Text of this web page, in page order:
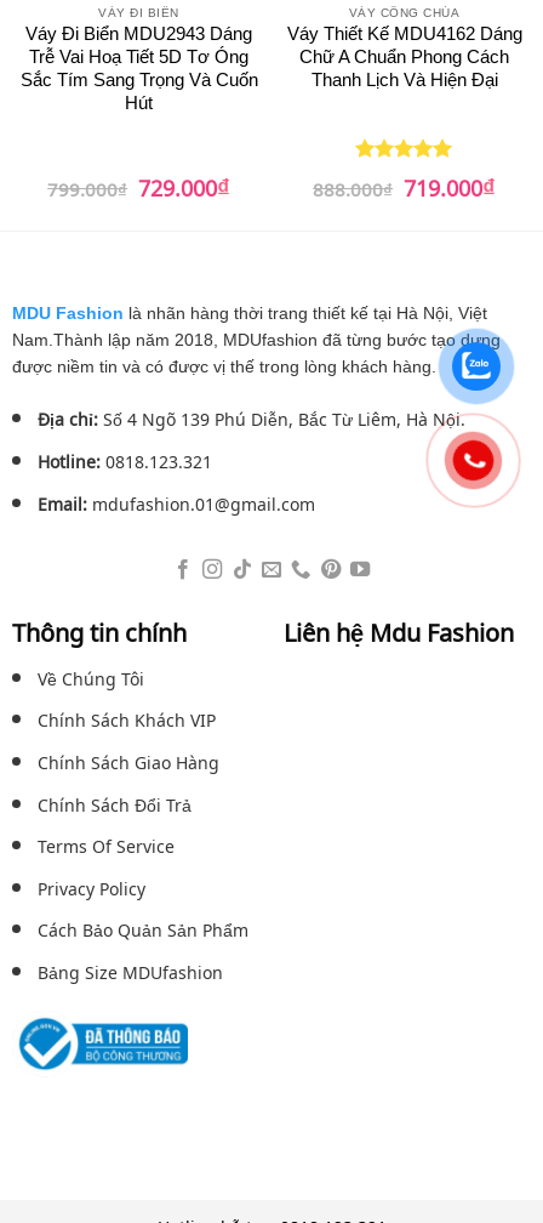
VÁY ĐI BIỂN
Váy Đi Biển MDU2943 Dáng
Trễ Vai Hoạ Tiết 5D Tơ Óng
Sắc Tím Sang Trọng Và Cuốn
Hút
799.000₫ Giá
gốc
729.000₫Giá
hiện
VÁY CÔNG CHÚA
Váy Thiết Kế MDU4162 Dáng
Chữ A Chuẩn Phong Cách
Thanh Lịch Và Hiện Đại
Được xếp
hạng
55
888.000₫ Giá
gốc
719.000₫Giá
hiện
MDU Fashion là nhãn hàng thời trang thiết kế tại Hà Nội, Việt
Nam.Thành lập năm 2018, MDUfashion đã từng bước tạo dựng
được niềm tin và có được vị thế trong lòng khách hàng.
Địa chỉ:Số 4 Ngõ 139 Phú Diễn, Bắc Từ Liêm, Hà Nội.
Hotline:0818.123.321
Email:mdufashion.01@gmail.com
Thông tin chính
Về Chúng Tôi
Chính Sách Khách VIP
Chính Sách Giao Hàng
Chính Sách Đổi Trả
Terms Of Service
Privacy Policy
Cách Bảo Quản Sản Phẩm
Bảng Size MDUfashion
Liên hệ Mdu Fashion